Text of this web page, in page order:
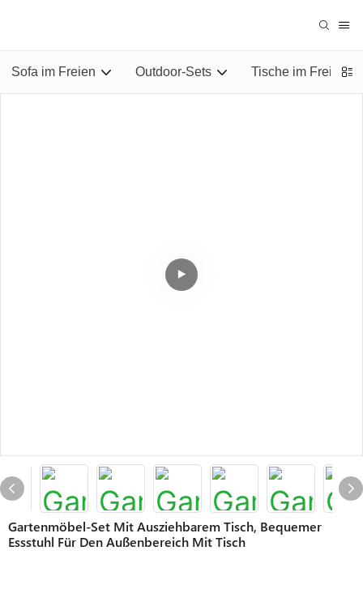
Sofa im Freien Outdoor-Sets Tische im Freien
Gartenmöbel-Set Mit Ausziehbarem Tisch, Bequemer
Essstuhl Für Den Außenbereich Mit Tisch